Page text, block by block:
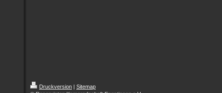
Druckversion | Sitemap